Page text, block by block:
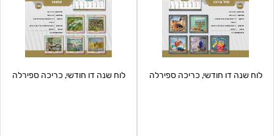
לוח שנה דו חודשי, כריכה ספירלה לוח שנה דו חודשי, כריכה ספירלה